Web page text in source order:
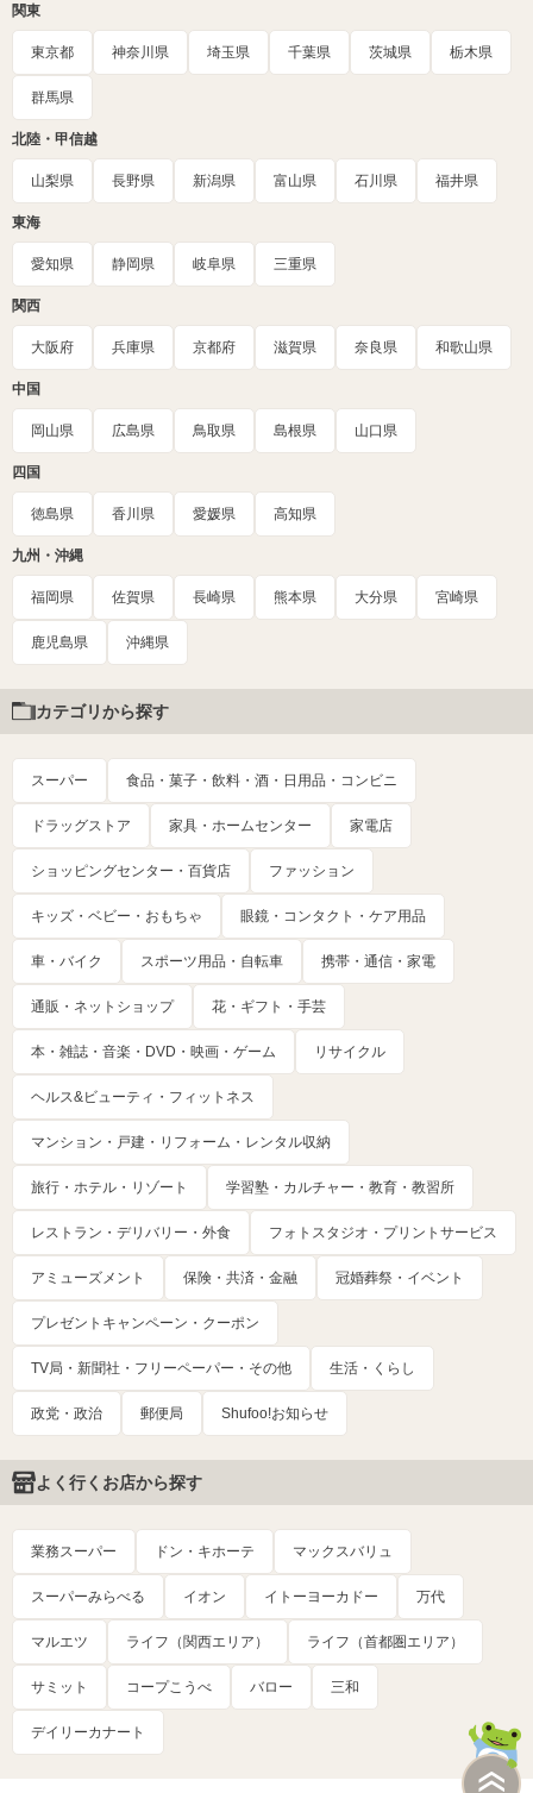
関東
東京都 神奈川県 埼玉県 千葉県 茨城県 栃木県
群馬県
北陸・甲信越
山梨県 長野県 新潟県 富山県 石川県 福井県
東海
愛知県 静岡県 岐阜県 三重県
関西
大阪府 兵庫県 京都府 滋賀県 奈良県 和歌山県
中国
岡山県 広島県 鳥取県 島根県 山口県
四国
徳島県 香川県 愛媛県 高知県
九州・沖縄
福岡県 佐賀県 長崎県 熊本県 大分県 宮崎県
鹿児島県 沖縄県
カテゴリから探す
スーパー 食品・菓子・飲料・酒・日用品・コンビニ
ドラッグストア 家具・ホームセンター 家電店
ショッピングセンター・百貨店 ファッション
キッズ・ベビー・おもちゃ 眼鏡・コンタクト・ケア用品
車・バイク スポーツ用品・自転車 携帯・通信・家電
通販・ネットショップ 花・ギフト・手芸
本・雑誌・音楽・DVD・映画・ゲーム リサイクル
ヘルス&ビューティ・フィットネス
マンション・戸建・リフォーム・レンタル収納
旅行・ホテル・リゾート 学習塾・カルチャー・教育・教習所
レストラン・デリバリー・外食 フォトスタジオ・プリントサービス
アミューズメント 保険・共済・金融 冠婚葬祭・イベント
プレゼントキャンペーン・クーポン
TV局・新聞社・フリーペーパー・その他 生活・くらし
政党・政治 郵便局 Shufoo!お知らせ
よく行くお店から探す
業務スーパー ドン・キホーテ マックスバリュ
スーパーみらべる イオン イトーヨーカドー 万代
マルエツ ライフ（関西エリア） ライフ（首都圏エリア）
サミット コープこうべ バロー 三和
デイリーカナート